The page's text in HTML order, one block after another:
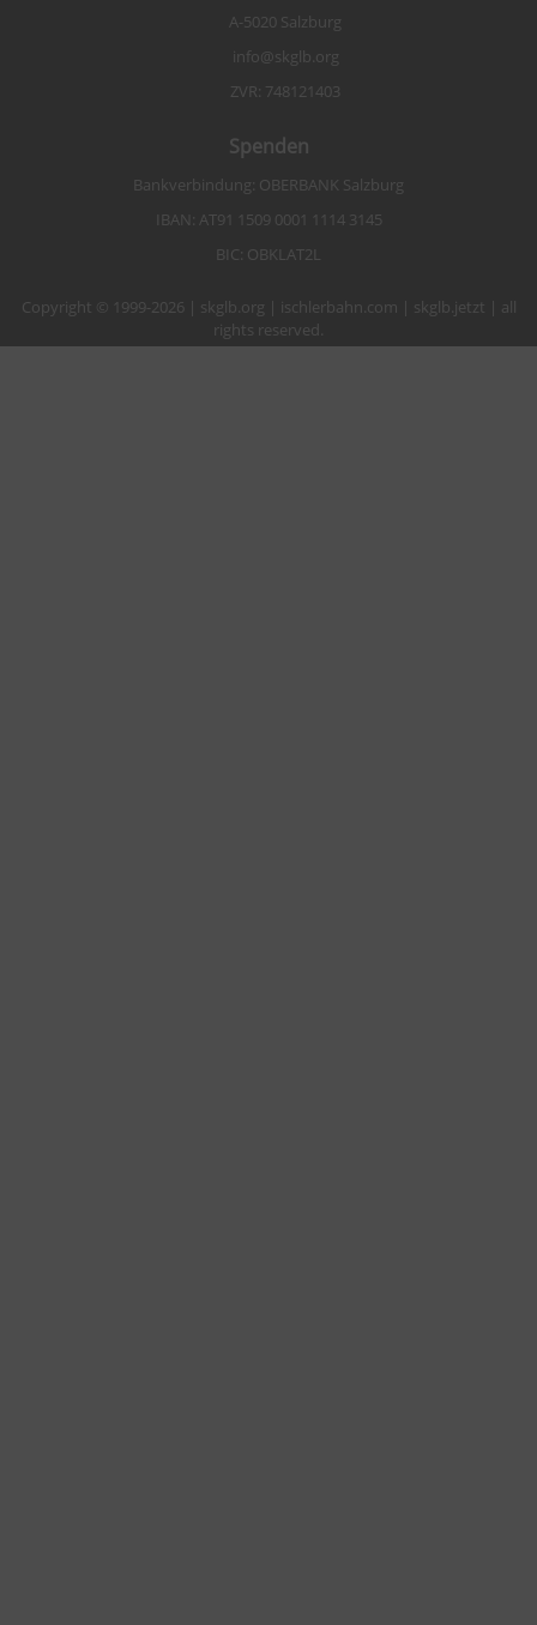
A-5020 Salzburg
info@skglb.org
ZVR: 748121403
Spenden
Bankverbindung: OBERBANK Salzburg
IBAN: AT91 1509 0001 1114 3145
BIC: OBKLAT2L
Copyright © 1999-2026 | skglb.org | ischlerbahn.com | skglb.jetzt | all
rights reserved.